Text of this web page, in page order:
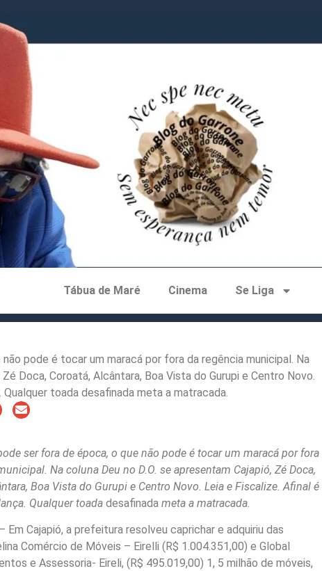
Tábua de Maré Cinema Se Liga
pode é tocar um maracá por fora da regência municipal. Na
Doca, Coroatá, Alcântara, Boa Vista do Gurupi e Centro Novo.
toada desafinada meta a matracada.
ser fora de época, o que não pode é tocar um maracá por fora
Na coluna Deu no D.O. se apresentam Cajapió, Zé Doca,
Boa Vista do Gurupi e Centro Novo. Leia e Fiscalize. Afinal é
Qualquer toada desafinada meta a matracada.
– Em Cajapió, a prefeitura resolveu caprichar e adquiriu das
Comércio de Móveis – Eirelli (R$ 1.004.351,00) e Global
e Assessoria- Eireli, (R$ 495.019,00) 1, 5 milhão de móveis,